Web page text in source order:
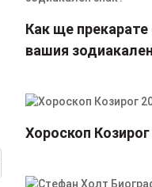
Как ще
вашия
Хороскоп Козирог